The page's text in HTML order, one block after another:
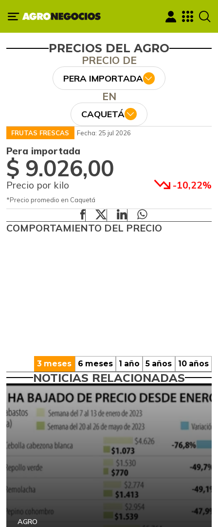
PRECIOS DEL AGRO
PRECIO DE
PERA IMPORTADA
EN
CAQUETÁ
FRUTAS FRESCAS Fecha: 25 jul 2026
Pera importada
$ 9.026,00
Precio por kilo -10,22%
*Precio promedio en Caquetá
COMPORTAMIENTO DEL PRECIO
3 meses 6 meses 1 año 5 años 10 años
NOTICIAS RELACIONADAS
AGRO